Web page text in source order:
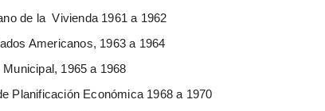
de la Vivienda 1961 a 1962
Americanos, 1963 a 1964
1965 a 1968
Planificación Económica 1968 a 1970